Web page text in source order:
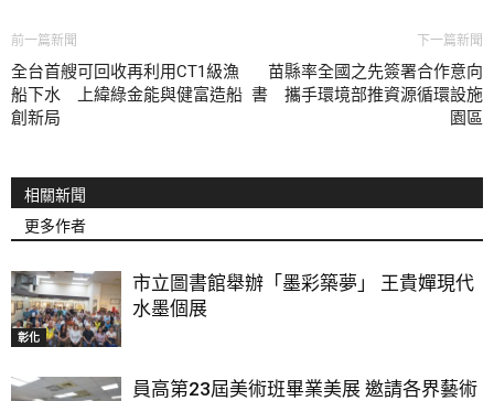
前一篇新聞
全台首艘可回收再利用CT1級漁
船下水 上緯綠金能與健富造船
創新局
下一篇新聞
苗縣率全國之先簽署合作意向
書 攜手環境部推資源循環設施
園區
相關新聞
更多作者
彰化
市立圖書館舉辦「墨彩築夢」 王貴嬋現代
水墨個展
員高第23屆美術班畢業美展 邀請各界藝術